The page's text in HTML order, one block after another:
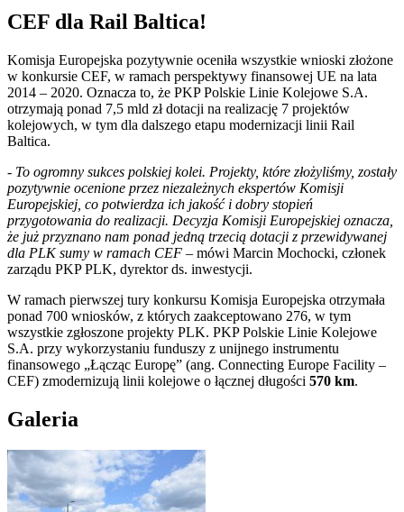
CEF dla Rail Baltica!
Komisja Europejska pozytywnie oceniła wszystkie wnioski złożone
w konkursie CEF, w ramach perspektywy finansowej UE na lata
2014 – 2020. Oznacza to, że PKP Polskie Linie Kolejowe S.A.
otrzymają ponad 7,5 mld zł dotacji na realizację 7 projektów
kolejowych, w tym dla dalszego etapu modernizacji linii Rail
Baltica.
- To ogromny sukces polskiej kolei. Projekty, które złożyliśmy, zostały
pozytywnie ocenione przez niezależnych ekspertów Komisji
Europejskiej, co potwierdza ich jakość i dobry stopień
przygotowania do realizacji. Decyzja Komisji Europejskiej oznacza,
że już przyznano nam ponad jedną trzecią dotacji z przewidywanej
dla PLK sumy w ramach CEF – mówi Marcin Mochocki, członek
zarządu PKP PLK, dyrektor ds. inwestycji.
W ramach pierwszej tury konkursu Komisja Europejska otrzymała
ponad 700 wniosków, z których zaakceptowano 276, w tym
wszystkie zgłoszone projekty PLK. PKP Polskie Linie Kolejowe
S.A. przy wykorzystaniu funduszy z unijnego instrumentu
finansowego „Łącząc Europę” (ang. Connecting Europe Facility –
CEF) zmodernizują linii kolejowe o łącznej długości 570 km.
Galeria